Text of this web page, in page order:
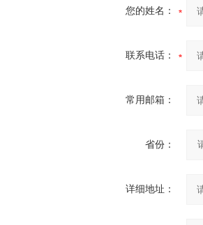
您的姓名：
联系电话：
常用邮箱：
省份：
详细地址：